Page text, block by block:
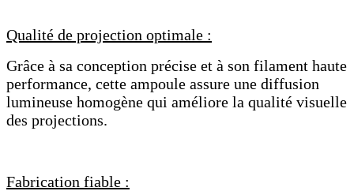
Qualité de projection optimale :
Grâce à sa conception précise et à son filament haute
performance, cette ampoule assure une diffusion
lumineuse homogène qui améliore la qualité visuelle
des projections.
Fabrication fiable :